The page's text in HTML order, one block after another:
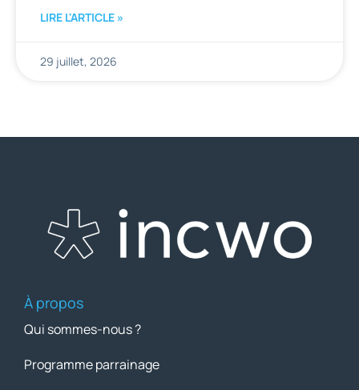
LIRE L'ARTICLE »
29 juillet, 2026
À propos
Qui sommes-nous ?
Programme parrainage